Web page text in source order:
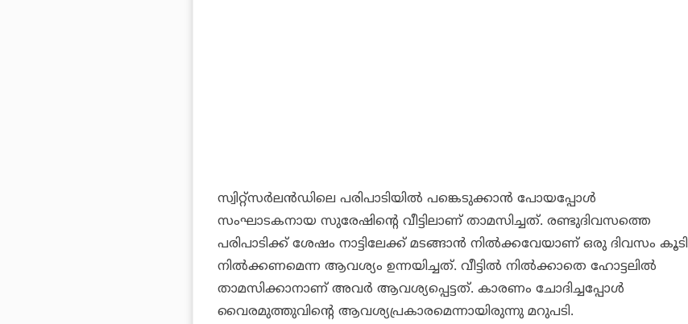
സ്വിറ്റ്‌സര്‍ലന്‍ഡിലെ പരിപാടിയില്‍ പങ്കെടുക്കാന്‍ പോയപ്പോള്‍
സംഘാടകനായ സുരേഷിന്റെ വീട്ടിലാണ് താമസിച്ചത്. രണ്ടുദിവസത്തെ
പരിപാടിക്ക് ശേഷം നാട്ടിലേക്ക് മടങ്ങാന്‍ നില്‍ക്കവേയാണ് ഒരു ദിവസം കൂടി
നില്‍ക്കണമെന്ന ആവശ്യം ഉന്നയിച്ചത്. വീട്ടില്‍ നില്‍ക്കാതെ ഹോട്ടലില്‍
താമസിക്കാനാണ് അവര്‍ ആവശ്യപ്പെട്ടത്. കാരണം ചോദിച്ചപ്പോള്‍
വൈരമുത്തുവിന്റെ ആവശ്യപ്രകാരമെന്നായിരുന്നു മറുപടി.